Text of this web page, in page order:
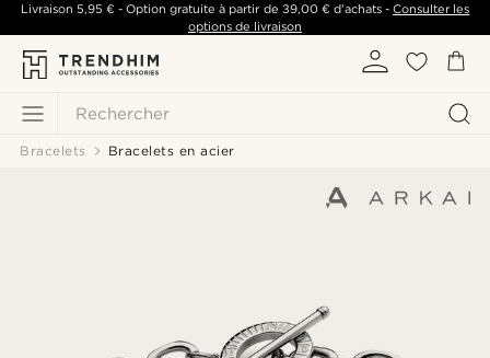
Rechercher
Livraison 5,95 €- Option gratuite à partir de 39,00 €d'achats -Consulter les
options de livraison
Bracelets Bracelets en acier